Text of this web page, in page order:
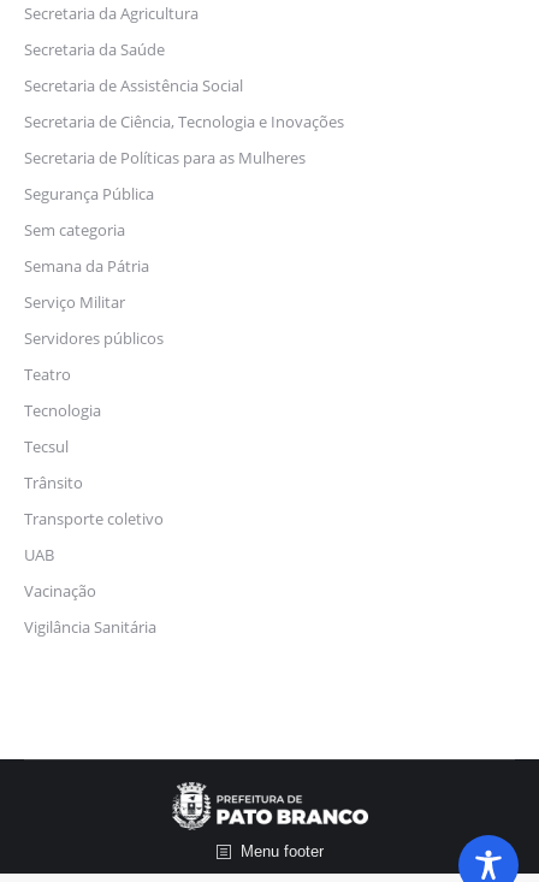
Secretaria da Agricultura
Secretaria da Saúde
Secretaria de Assistência Social
Secretaria de Ciência, Tecnologia e Inovações
Secretaria de Políticas para as Mulheres
Segurança Pública
Sem categoria
Semana da Pátria
Serviço Militar
Servidores públicos
Teatro
Tecnologia
Tecsul
Trânsito
Transporte coletivo
UAB
Vacinação
Vigilância Sanitária
Menu footer